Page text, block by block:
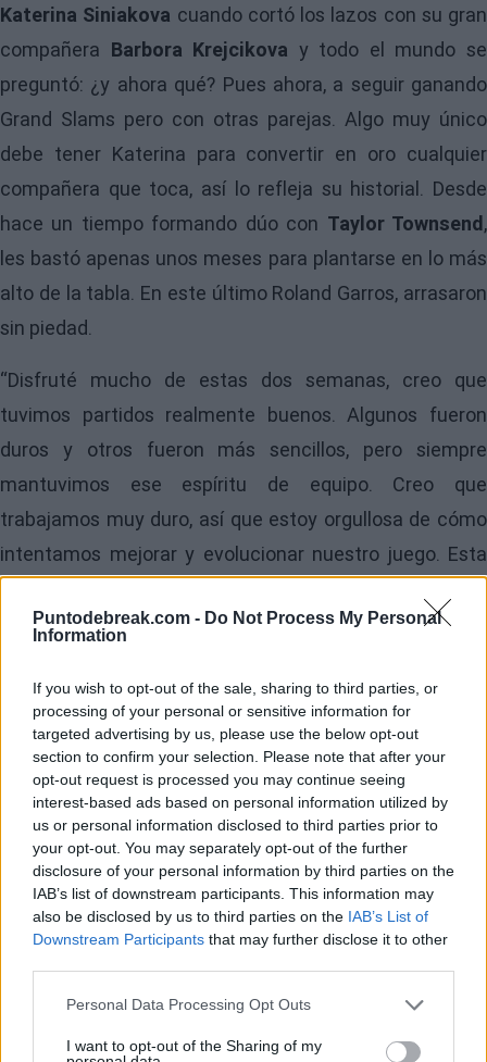
Puntodebreak.com - Do Not Process My Personal
Information
If you wish to opt-out of the sale, sharing to third parties, or
processing of your personal or sensitive information for
targeted advertising by us, please use the below opt-out
section to confirm your selection. Please note that after your
opt-out request is processed you may continue seeing
interest-based ads based on personal information utilized by
us or personal information disclosed to third parties prior to
your opt-out. You may separately opt-out of the further
disclosure of your personal information by third parties on the
IAB’s list of downstream participants. This information may
also be disclosed by us to third parties on the IAB’s List of
Downstream Participants that may further disclose it to other
Personal Data Processing Opt Outs
I want to opt-out of the Sharing of my
Katerina Siniakova cuando cortó los lazos con su gran
compañera Barbora Krejcikova y todo el mundo se
preguntó: ¿y ahora qué? Pues ahora, a seguir ganando
Grand Slams pero con otras parejas. Algo muy único
debe tener Katerina para convertir en oro cualquier
compañera que toca, así lo refleja su historial. Desde
hace un tiempo formando dúo con Taylor Townsend,
les bastó apenas unos meses para plantarse en lo más
alto de la tabla. En este último Roland Garros, arrasaron
sin piedad.
“Disfruté mucho de estas dos semanas, creo que
tuvimos partidos realmente buenos. Algunos fueron
duros y otros fueron más sencillos, pero siempre
mantuvimos ese espíritu de equipo. Creo que
trabajamos muy duro, así que estoy orgullosa de cómo
intentamos mejorar y evolucionar nuestro juego. Esta
última final es el mejor ejemplo del gran trabajo que
hemos hecho”, reconoce tras tumbar en la final de
y 7-5. No está mal para ser una final.
“La química funciona, no hay mucho más secreto. Es
muy bueno saber que a tu lado tienes a alguien con
quien puedes decir cosas en voz alta. Puedes hablar
incluso cuando no te sientes bien o no encuentras tu
juego en pista, llegar a una conclusión y seguir adelante,
encontrar siempre soluciones. Es realmente agradable,
ayuda mucho conectar fuera de la pista, así puedes